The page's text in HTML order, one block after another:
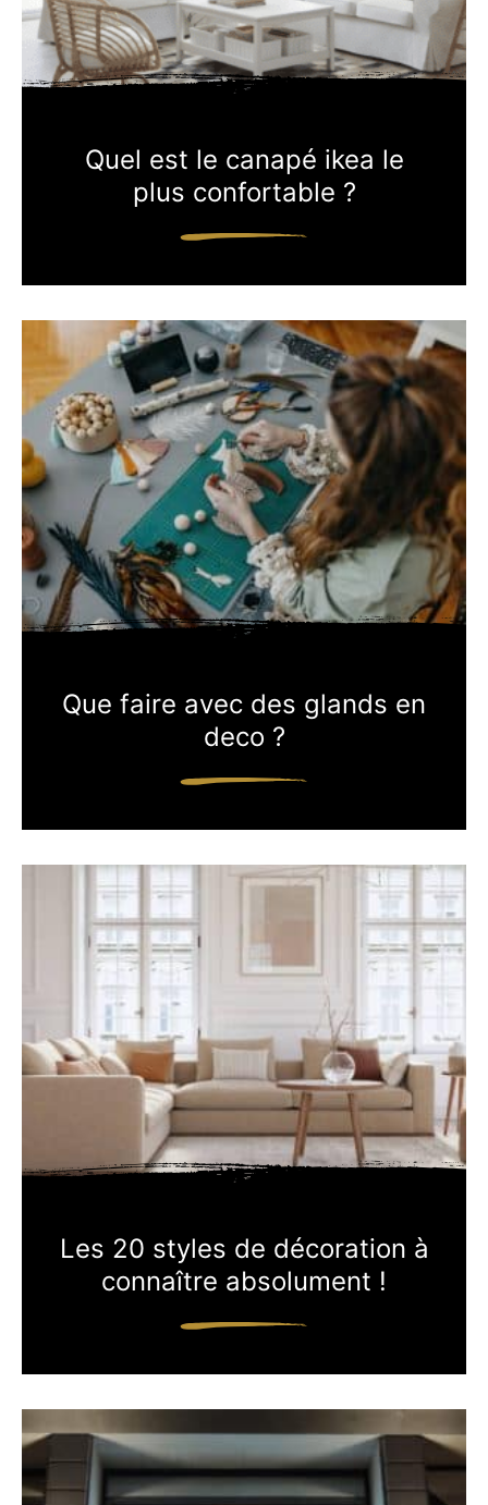
Quel est le canapé ikea le
plus confortable ?
Que faire avec des glands en
deco ?
Les 20 styles de décoration à
connaître absolument !